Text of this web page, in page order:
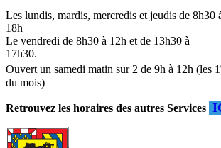
Les lundis, mardis, mercredis et jeudis de 8h30
18h
Le vendredi de 8h30 à 12h et de 13h30 à
Ouvert un samedi matin sur 2 de 9h à 12h (les 1
du mois)
Retrouvez les horaires des autres Services